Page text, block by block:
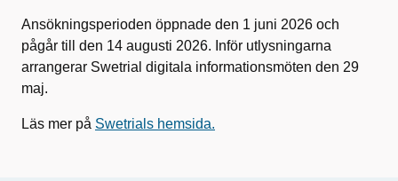
Ansökningsperioden öppnade den 1 juni 2026 och
pågår till den 14 augusti 2026. Inför utlysningarna
arrangerar Swetrial digitala informationsmöten den 29
maj.
Läs mer på Swetrials hemsida.